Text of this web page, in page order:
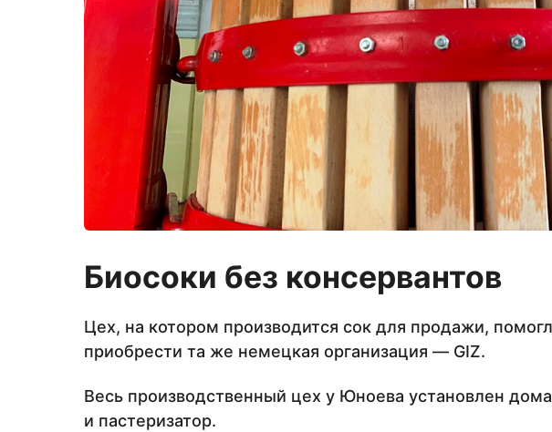
Биосоки без консервантов
Цех, на котором производится сок для продажи,
приобрести та же немецкая организация — GIZ.
Весь производственный цех у Юноева установлен
и пастеризатор.